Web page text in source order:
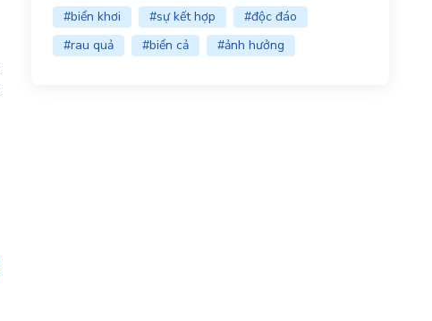
#biển khơi
#sự kết hợp
#độc đáo
#rau quả
#biển cả #ảnh hưởng